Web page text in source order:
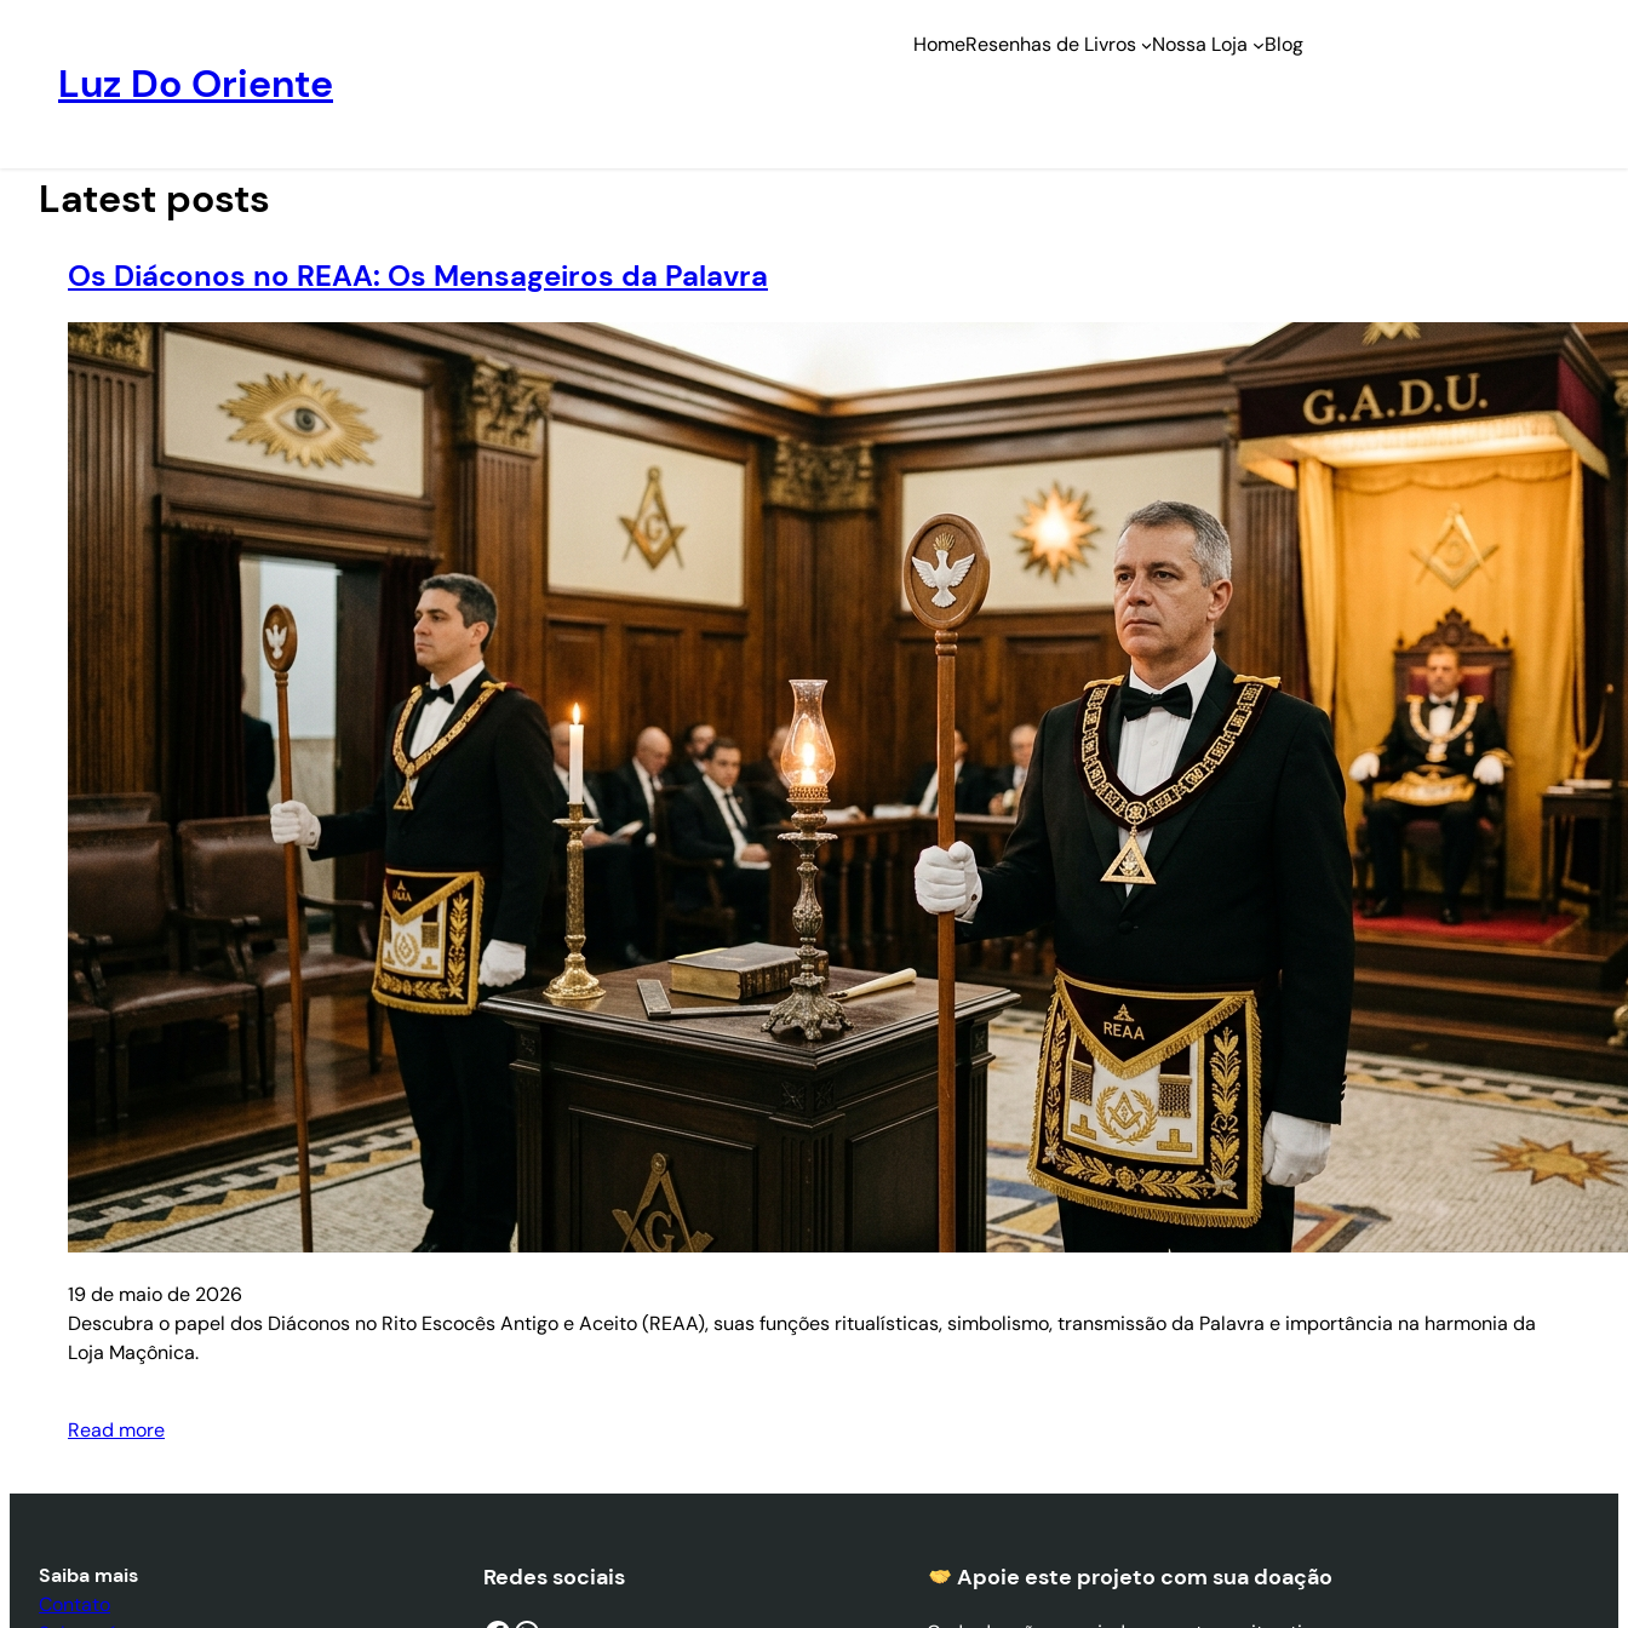
conteúdo
Luz Do Oriente
HomeResenhas de Livros Nossa Loja Blog
Latest posts
Os Diáconos no REAA: Os Mensageiros da Palavra
19 de maio de 2026
Descubra o papel dos Diáconos no Rito Escocês Antigo e Aceito (REAA), suas funções ritualísticas, simbolismo, transmissão da Palavra e importância na harmonia da
Loja Maçônica.
Read more
Saiba mais
Contato
Redes sociais Apoie este projeto com sua doação